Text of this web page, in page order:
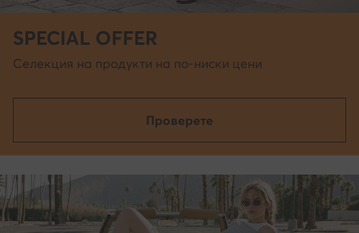
SPECIAL OFFER
Селекция на продукти на по-ниски цени
Проверете